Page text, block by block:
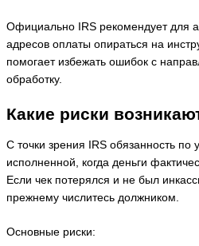
Официально IRS рекомендует для
адресов оплаты опираться на
помогает избежать ошибок с
обработку.
Какие риски
С точки зрения IRS обязанность по
исполненной, когда деньги
Если чек потерялся и не был
прежнему числитесь должником.
Основные риски: